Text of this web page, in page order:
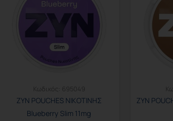
Κωδικός: 695049
ZYN POUCHES ΝΙΚΟΤΙΝΗΣ
Blueberry Slim 11mg
ZYN